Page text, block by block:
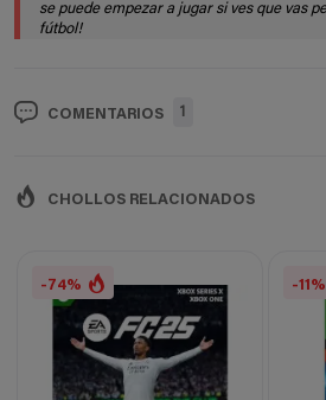
se puede empezar a jugar si ves que vas
fútbol!
COMENTARIOS 1
CHOLLOS RELACIONADOS
-74% -11%